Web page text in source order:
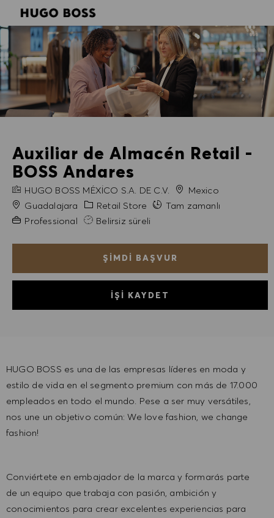
Auxiliar de Almacén Retail -
BOSS Andares
FIRMA ADI
HUGO BOSS MÉXICO S.A. DE C.V.
Mexico
ŞehirGuadalajara Kategori
Retail Store
Tam zamanlı
Gerekli Deneyim
Professional Belirsiz süreli
ŞIMDI BAŞVUR
İŞI KAYDET
HUGO BOSS es una de las empresas líderes en moda y
estilo de vida en el segmento premium con más de 17.000
empleados en todo el mundo. Pese a ser muy versátiles,
nos une un objetivo común: We love fashion, we change
fashion!
Conviértete en embajador de la marca y formarás parte
de un equipo que trabaja con pasión, ambición y
conocimientos para crear excelentes experiencias para